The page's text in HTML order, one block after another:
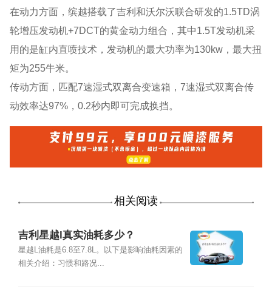
在动力方面，缤越搭载了吉利和沃尔沃联合研发的1.5TD涡
轮增压发动机+7DCT的黄金动力组合，其中1.5T发动机采
用的是缸内直喷技术，发动机的最大功率为130kw，最大扭
矩为255牛米。
传动方面，匹配7速湿式双离合变速箱，7速湿式双离合传
动效率达97%，0.2秒内即可完成换挡。
相关阅读
吉利星越l真实油耗多少？
星越L油耗是6.8至7.8L。以下是影响油耗因素的
相关介绍：习惯和路况...